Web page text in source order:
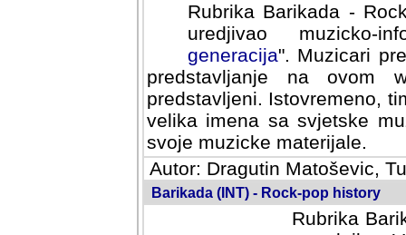
Rubrika Barikada -
uredjivao muzicko-
Muzicari predstavljeni u
na ovom web portalu
Istovremeno, tim nacinom
sa svjetske muzicke scene
materijale.
Autor: Dragutin Matoševic,
Barikada (INT) - Rock-pop history
Rubrika